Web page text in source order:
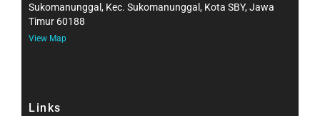
Sukomanunggal, Kec. Sukomanunggal, Kota SBY, Jawa
Timur 60188
View Map
Links